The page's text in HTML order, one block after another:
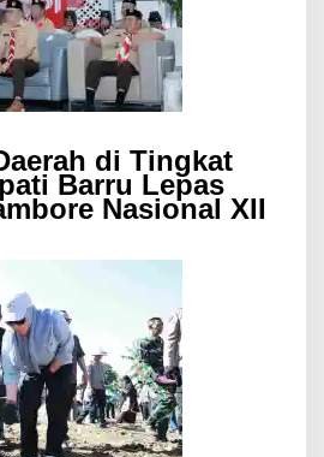
di Tingkat
Barru Lepas
Nasional XII